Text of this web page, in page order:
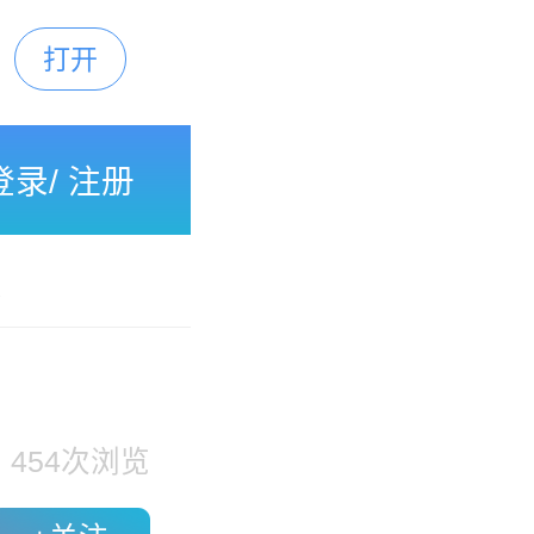
下载
录/ 注册
打开
454次浏览